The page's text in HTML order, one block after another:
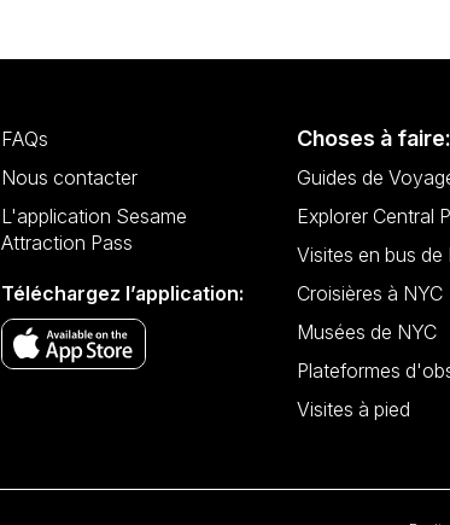
FAQs
Nous contacter
L'application Sesame
Attraction Pass
Téléchargez l’application:
Choses à faire:
Guides de
Explorer Central
Visites en bus de
Croisières à NYC
Musées de NYC
Plateformes
Visites à pied